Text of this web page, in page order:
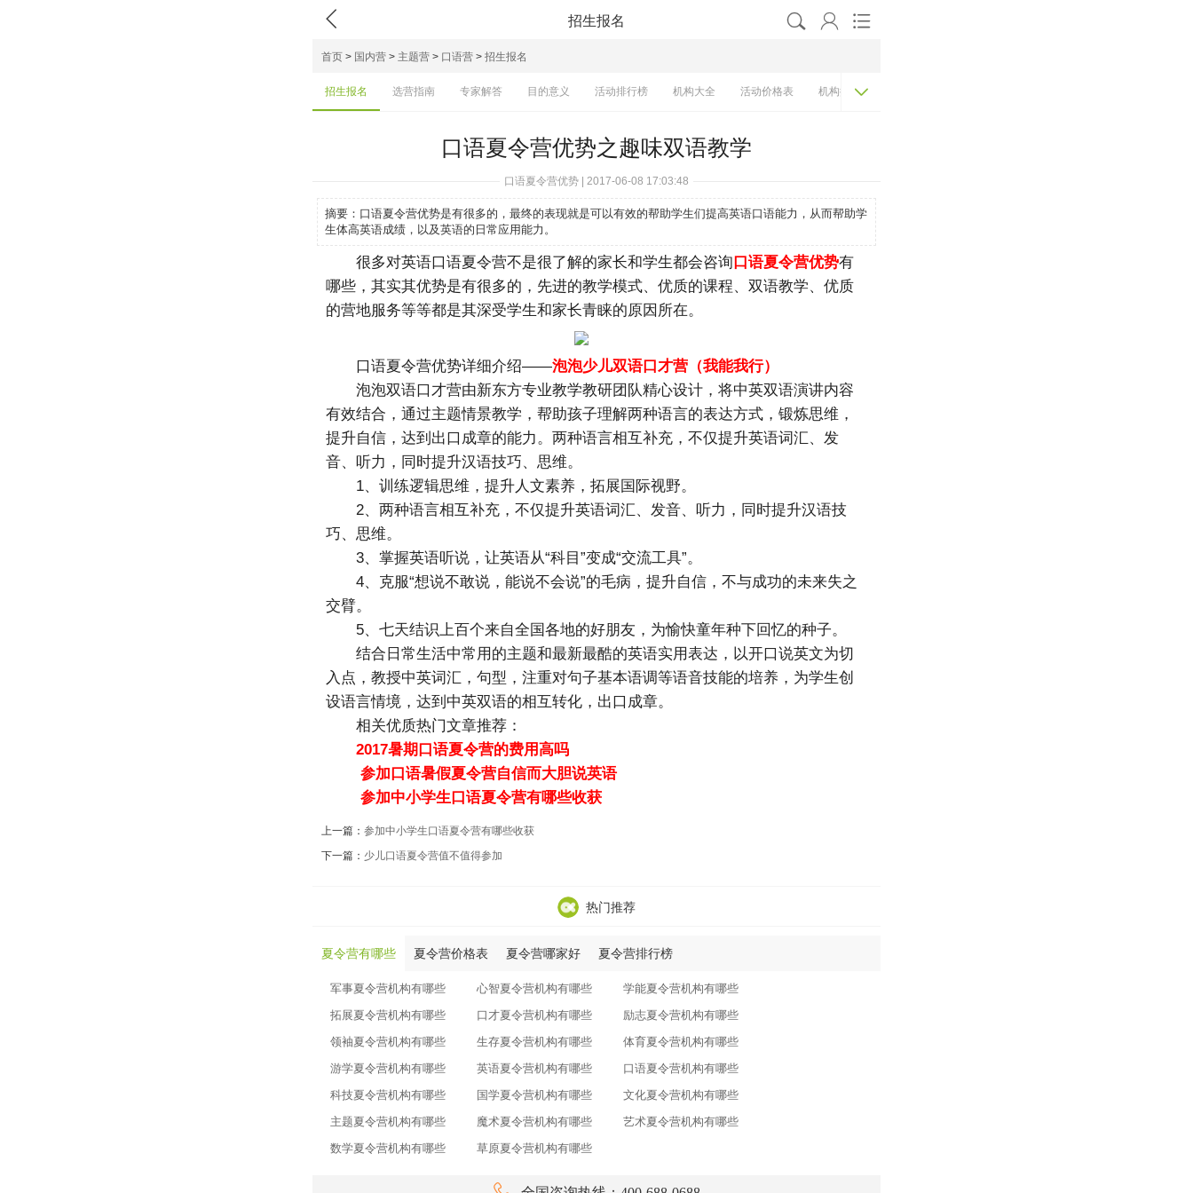
 招生报名   
首页 > 国内营 > 主题营 > 口语营 > 招生报名
招生报名 选营指南 专家解答 目的意义 活动排行榜 机构大全 活动价格表 机构排名
口语夏令营优势之趣味双语教学
口语夏令营优势 | 2017-06-08 17:03:48
摘要： 口语夏令营优势是有很多的，最终的表现就是可以有效的帮助学生们提高英语口语能力，从而帮助学
生体高英语成绩，以及英语的日常应用能力。
很多对英语口语夏令营不是很了解的家长和学生都会咨询口语夏令营优势有
哪些，其实其优势是有很多的，先进的教学模式、优质的课程、双语教学、优质
的营地服务等等都是其深受学生和家长青睐的原因所在。
口语夏令营优势详细介绍——泡泡少儿双语口才营（我能我行）
泡泡双语口才营由新东方专业教学教研团队精心设计，将中英双语演讲内容
有效结合，通过主题情景教学，帮助孩子理解两种语言的表达方式，锻炼思维，
提升自信，达到出口成章的能力。两种语言相互补充，不仅提升英语词汇、发
音、听力，同时提升汉语技巧、思维。
1、训练逻辑思维，提升人文素养，拓展国际视野。
2、两种语言相互补充，不仅提升英语词汇、发音、听力，同时提升汉语技
巧、思维。
3、掌握英语听说，让英语从“科目”变成“交流工具”。
4、克服“想说不敢说，能说不会说”的毛病，提升自信，不与成功的未来失之
交臂。
5、七天结识上百个来自全国各地的好朋友，为愉快童年种下回忆的种子。
结合日常生活中常用的主题和最新最酷的英语实用表达，以开口说英文为切
入点，教授中英词汇，句型，注重对句子基本语调等语音技能的培养，为学生创
设语言情境，达到中英双语的相互转化，出口成章。
相关优质热门文章推荐：
2017暑期口语夏令营的费用高吗
参加口语暑假夏令营自信而大胆说英语
参加中小学生口语夏令营有哪些收获
上一篇： 参加中小学生口语夏令营有哪些收获
下一篇： 少儿口语夏令营值不值得参加
热门推荐
夏令营有哪些 夏令营价格表 夏令营哪家好 夏令营排行榜
军事夏令营机构有哪些 心智夏令营机构有哪些
学能夏令营机构有哪些
拓展夏令营机构有哪些
口才夏令营机构有哪些
励志夏令营机构有哪些
领袖夏令营机构有哪些
生存夏令营机构有哪些
体育夏令营机构有哪些
游学夏令营机构有哪些
英语夏令营机构有哪些
口语夏令营机构有哪些
科技夏令营机构有哪些
国学夏令营机构有哪些
文化夏令营机构有哪些
主题夏令营机构有哪些
魔术夏令营机构有哪些
艺术夏令营机构有哪些
数学夏令营机构有哪些
草原夏令营机构有哪些